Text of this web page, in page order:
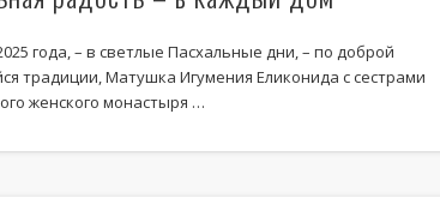
года, – в светлые Пасхальные дни, – по доброй
традиции, Матушка Игумения Еликонида с сестрами
женского монастыря …